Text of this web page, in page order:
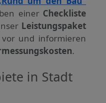
einer Checkliste
Leistungspaket
vor und informieren
.
in Stadt